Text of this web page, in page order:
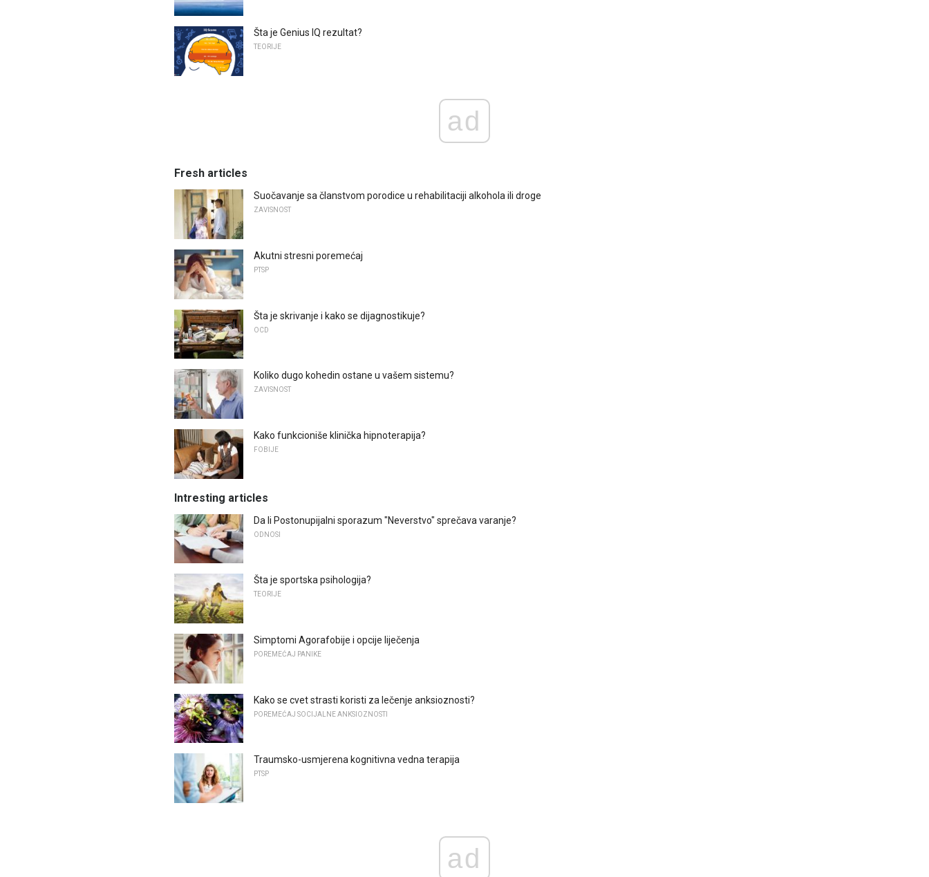
Šta je Genius IQ rezultat?
TEORIJE
ad
Fresh articles
Suočavanje sa članstvom porodice u rehabilitaciji alkohola ili droge
ZAVISNOST
Akutni stresni poremećaj
PTSP
Šta je skrivanje i kako se dijagnostikuje?
OCD
Koliko dugo kohedin ostane u vašem sistemu?
ZAVISNOST
Kako funkcioniše klinička hipnoterapija?
FOBIJE
Intresting articles
Da li Postonupijalni sporazum "Neverstvo" sprečava varanje?
ODNOSI
Šta je sportska psihologija?
TEORIJE
Simptomi Agorafobije i opcije liječenja
POREMEĆAJ PANIKE
Kako se cvet strasti koristi za lečenje anksioznosti?
POREMEĆAJ SOCIJALNE ANKSIOZNOSTI
Traumsko-usmjerena kognitivna vedna terapija
PTSP
ad